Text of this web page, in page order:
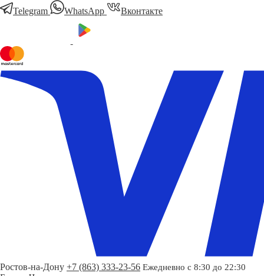
Telegram
WhatsApp Вконтакте
Ростов-на-Дону +7 (863) 333-23-56 Ежедневно с 8:30 до 22:30